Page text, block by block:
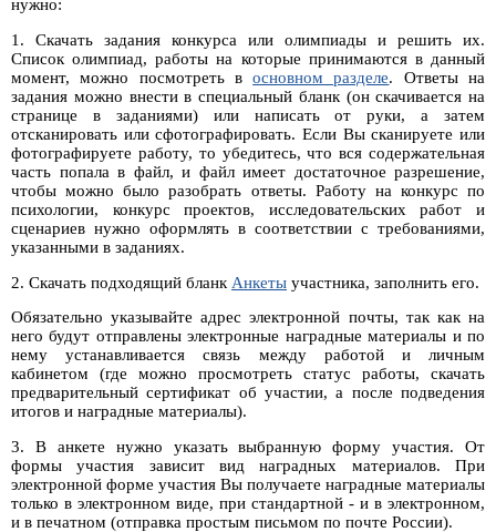
нужно:
1. Скачать задания конкурса или олимпиады и решить их.
Список олимпиад, работы на которые принимаются в данный
момент, можно посмотреть восновном разделе. Ответы на
задания можно внести в специальный бланк (он скачивается на
странице в заданиями) или написать от руки, а затем
отсканировать или сфотографировать. Если Вы сканируете или
фотографируете работу, то убедитесь, что вся содержательная
часть попала в файл, и файл имеет достаточное разрешение,
чтобы можно было разобрать ответы. Работу на конкурс по
психологии, конкурс проектов, исследовательских работ и
сценариев нужно оформлять в соответствии с требованиями,
указанными в заданиях.
2. Скачать подходящий бланк Анкеты участника, заполнить его.
Обязательно указывайте адрес электронной почты, так как на
него будут отправлены электронные наградные материалы и по
нему устанавливается связь между работой и личным
кабинетом (где можно просмотреть статус работы, скачать
предварительный сертификат об участии, а после подведения
итогов и наградные материалы).
3. В анкете нужно указать выбранную форму участия. От
формы участия зависит вид наградных материалов. При
электронной форме участия Вы получаете наградные материалы
только в электронном виде, при стандартной - и в электронном,
и в печатном (отправка простым письмом по почте России).